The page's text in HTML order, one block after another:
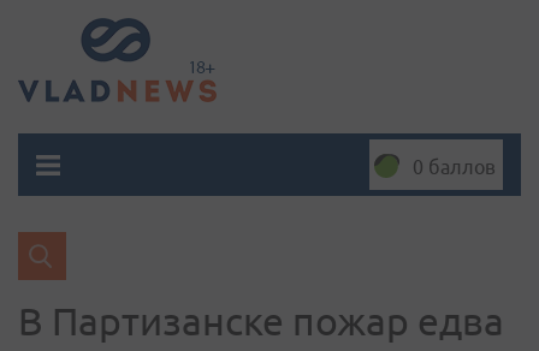
0 баллов
В Партизанске пожар едва